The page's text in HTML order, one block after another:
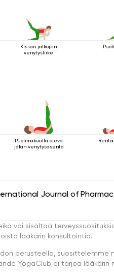
Kissan jalkojen
venytysliike
Puolimakuulla oleva
jalan venytysasento
Journal of
voi sisältää
lääkärin konsultointia.
perusteella, suosittelemme
YogaClub ei tarjoa